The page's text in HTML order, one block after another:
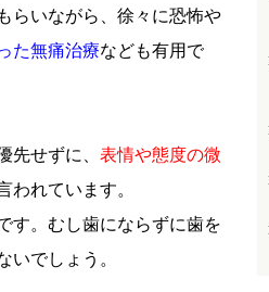
らいながら、徐々に恐怖や
た無痛治療なども有用で
せずに、 表情や態度の微
れています。
す。むし歯にならずに歯を
でしょう。